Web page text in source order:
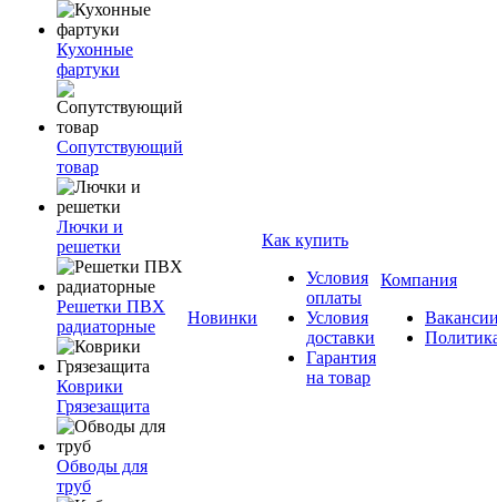
Кухонные
фартуки
Сопутствующий
товар
Лючки и
решетки
Решетки ПВХ
радиаторные
Коврики
Грязезащита
Обводы для
труб
Новинки
Как купить
Условия
оплаты
Условия
доставки
Гарантия
на товар
Компания